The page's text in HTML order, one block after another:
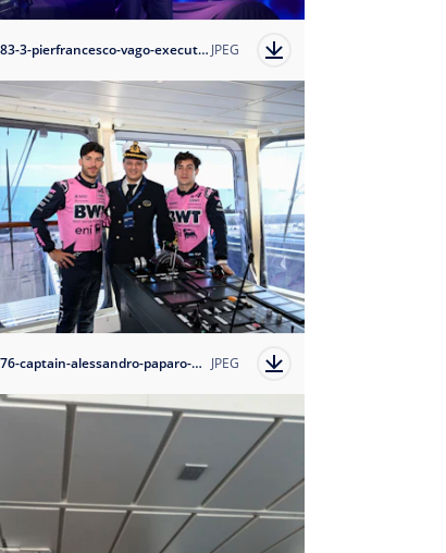
1769178683-3-pierfrancesco-vago-executive-chairman-of-msc-cruises-and-host-clara-amfo?auto=format JPEG
1769189476-captain-alessandro-paparo-with-bwt-alpine-formula-one-team-s-drivers-pierre-gasly-and-franco-colapinto?auto=format JPEG